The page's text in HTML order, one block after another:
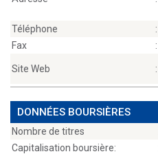
Téléphone
:
Fax
:
Site Web :
DONNÉES BOURSIÈRES
Nombre de titres
Capitalisation boursière: